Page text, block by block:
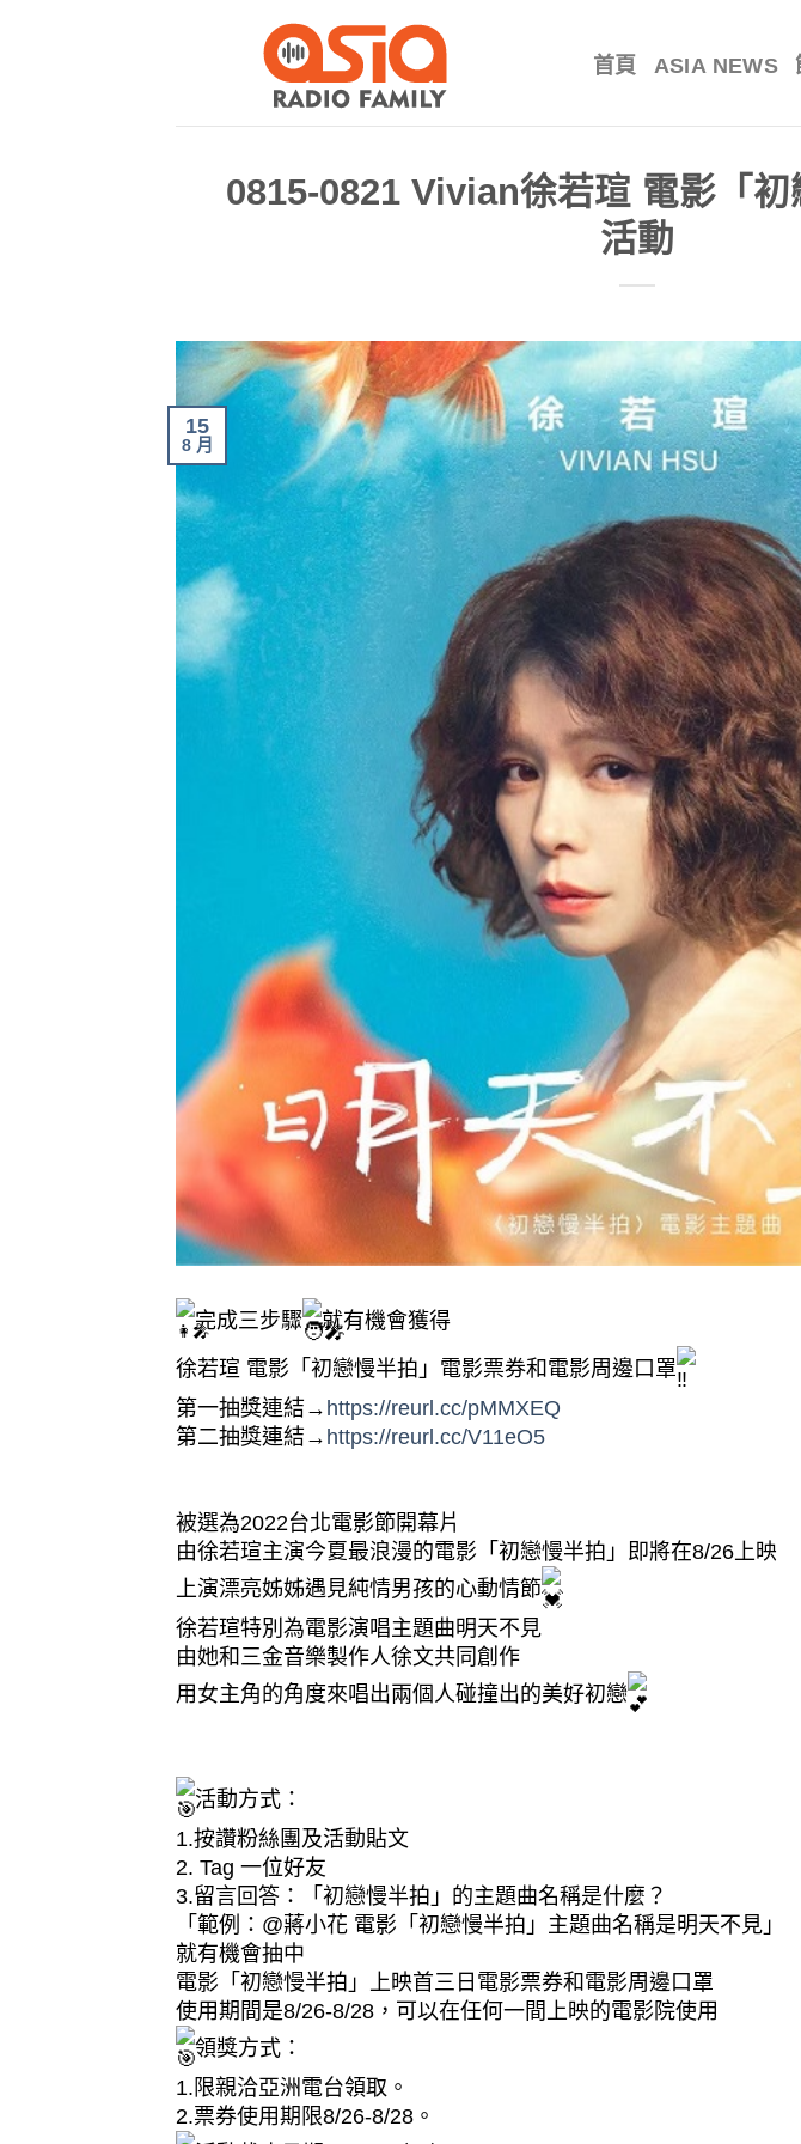
首頁 ASIA NEWS
0815-0821 Vivian徐若瑄 電影「
活動
15
8 月
完成三步驟
就有機會獲得​
徐若瑄 電影「初戀慢半拍」電影票券和電影周邊口罩
第一抽獎連結→ ​https://reurl.cc/pMMXEQ
第二抽獎連結→​ https://reurl.cc/V11eO5
被選為2022台北電影節開幕片​
由徐若瑄主演今夏最浪漫的電影「初戀慢半拍」即將在8/26上映​
上演漂亮姊姊遇見純情男孩的心動情節​
徐若瑄特別為電影演唱主題曲明天不見​
由她和三金音樂製作人徐文共同創作​
用女主角的角度來唱出兩個人碰撞出的美好初戀​
活動方式：​
1.按讚粉絲團及活動貼文​
2. Tag 一位好友​
3.留言回答：「初戀慢半拍」的主題曲名稱是什麼？​
「範例：@蔣小花 電影「初戀慢半拍」主題曲名稱是明天不見」​
就有機會抽中​
電影「初戀慢半拍」上映首三日電影票券和電影周邊口罩​
使用期間是8/26-8/28，可以在任何一間上映的電影院使用​
領獎方式：​
1.限親洽亞洲電台領取。​
2.票券使用期限8/26-8/28。​